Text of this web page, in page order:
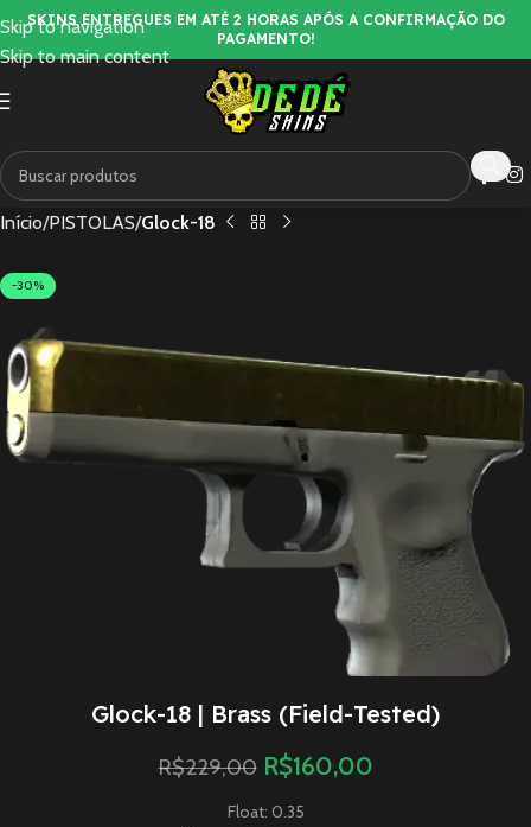
Skip to navigation
Skip to main content
SKINS ENTREGUES EM ATÉ 2 HORAS APÓS A CONFIRMAÇÃO DO
PAGAMENTO!
Início PISTOLAS Glock-18
-30%
Glock-18 | Brass (Field-Tested)
R$229,00 R$160,00
Float: 0.35